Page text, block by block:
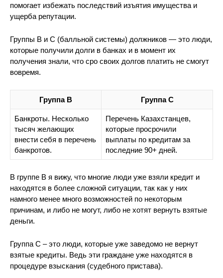
помогает избежать последствий изъятия имущества и
ущерба репутации.
Группы B и C (балльной системы) должников — это люди,
которые получили долги в банках и в момент их
получения знали, что сро своих долгов платить не смогут
вовремя.
Группа B Группа C
Банкроты. Несколько
тысяч желающих
внести себя в перечень
банкротов.
Перечень Казахстанцев,
которые просрочили
выплаты по кредитам за
последние 90+ дней.
В группе B я вижу, что многие люди уже взяли кредит и
находятся в более сложной ситуации, так как у них
намного менее много возможностей по некоторым
причинам, и либо не могут, либо не хотят вернуть взятые
деньги.
Группа C – это люди, которые уже заведомо не вернут
взятые кредиты. Ведь эти граждане уже находятся в
процедуре взыскания (судебного пристава).